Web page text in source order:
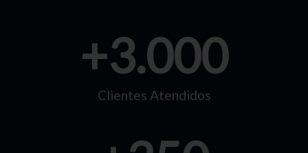
Clientes Atendidos
+3.000